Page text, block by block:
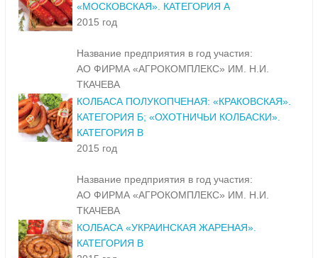
«МОСКОВСКАЯ». КАТЕГОРИЯ А
2015 год
Название предприятия в год участия:
АО ФИРМА «АГРОКОМПЛЕКС» ИМ. Н.И.
ТКАЧЕВА
КОЛБАСА ПОЛУКОПЧЕНАЯ: «КРАКОВСКАЯ».
КАТЕГОРИЯ Б; «ОХОТНИЧЬИ КОЛБАСКИ».
КАТЕГОРИЯ В
2015 год
Название предприятия в год участия:
АО ФИРМА «АГРОКОМПЛЕКС» ИМ. Н.И.
ТКАЧЕВА
КОЛБАСА «УКРАИНСКАЯ ЖАРЕНАЯ».
КАТЕГОРИЯ В